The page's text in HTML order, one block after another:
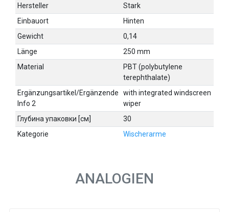
Hersteller
Stark
Einbauort
Hinten
Gewicht
0,14
Länge
250 mm
Material
PBT (polybutylene
terephthalate)
Ergänzungsartikel/Ergänzende
Info 2
with integrated windscreen
wiper
Глубина упаковки [см]
30
Kategorie
Wischerarme
ANALOGIEN